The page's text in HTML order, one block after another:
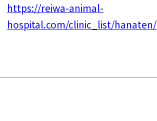
https://reiwa-animal-
hospital.com/clinic_list/hanaten/